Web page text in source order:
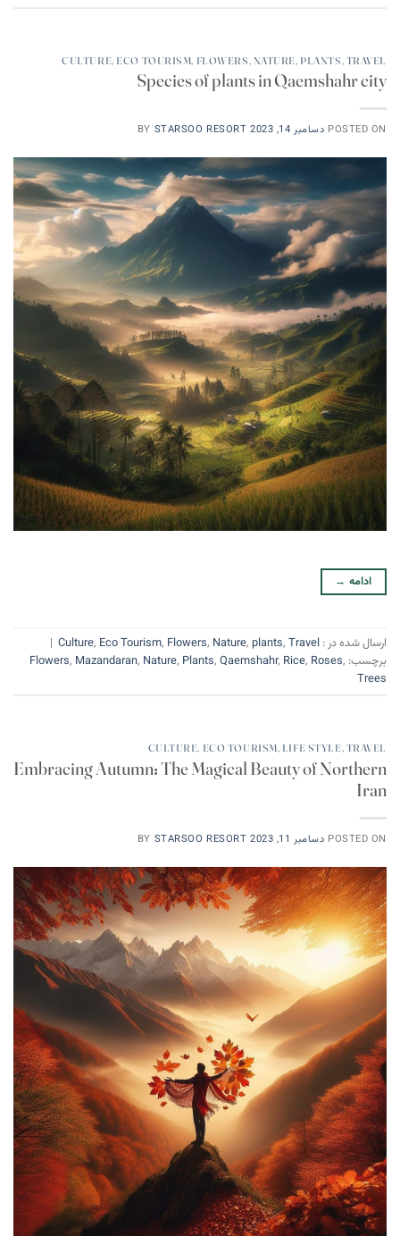
CULTURE, ECO TOURISM, FLOWERS, NATURE, PLANTS,TRAVEL
Species of plants in Qaemshahr city
POSTED ON دسامبر 14, 2023 BY STARSOO RESORT
ادامه →
ارسال شده در : Culture, Eco Tourism, Flowers, Nature, plants, Travel
|
برچسب:
Flowers, Mazandaran, Nature, Plants, Qaemshahr, Rice, Roses,
Trees
CULTURE, ECO TOURISM, LIFE STYLE,TRAVEL
Embracing Autumn: The Magical Beauty of Northern
Iran
POSTED ON دسامبر 11, 2023 BY STARSOO RESORT